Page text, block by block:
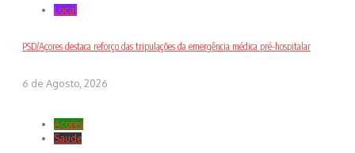
Local
PSD/Açores destaca reforço das tripulações da emergência médica pré-hospitalar
6 de Agosto, 2026
Açores
Saude